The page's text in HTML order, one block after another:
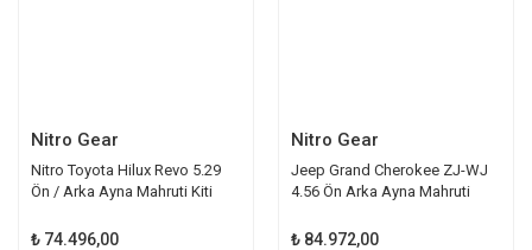
Nitro Gear
Nitro Toyota Hilux Revo 5.29
Ön / Arka Ayna Mahruti Kiti
₺ 74.496,00
Nitro Gear
Jeep Grand Cherokee ZJ-WJ
4.56 Ön Arka Ayna Mahruti
₺ 84.972,00